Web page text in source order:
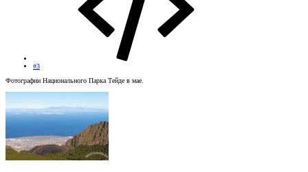
#3
Фотографии Национального Парка Тейде в мае.